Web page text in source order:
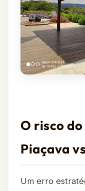
O risco
Piaçava
Um erro